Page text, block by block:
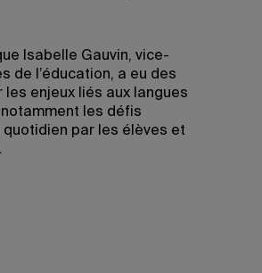
Isabelle Gauvin, vice-
de l’éducation, a eu des
enjeux liés aux langues
les défis
par les élèves et